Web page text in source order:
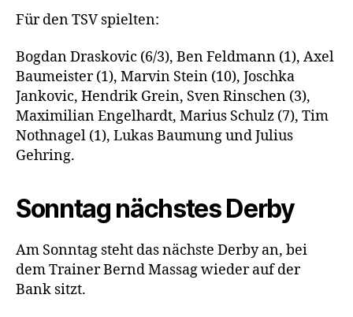
Für den TSV spielten:
Bogdan Draskovic (6/3), Ben Feldmann (1), Axel
Baumeister (1), Marvin Stein (10), Joschka
Jankovic, Hendrik Grein, Sven Rinschen (3),
Maximilian Engelhardt, Marius Schulz (7), Tim
Nothnagel (1), Lukas Baumung und Julius
Gehring.
Sonntag nächstes Derby
Am Sonntag steht das nächste Derby an, bei
dem Trainer Bernd Massag wieder auf der
Bank sitzt.